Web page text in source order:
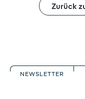
Zurück
NEWSLETTER